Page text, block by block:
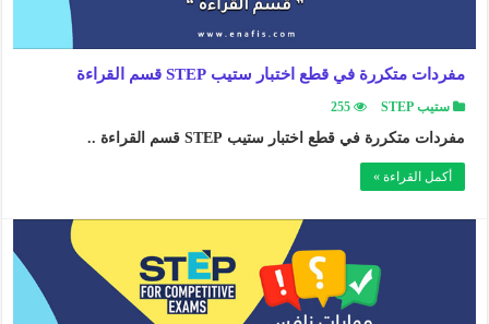
مفردات متكررة في قطع اختبار ستيب STEP قسم القراءة
ستيب STEP 255
مفردات متكررة في قطع اختبار ستيب STEP قسم القراءة ..
أكمل القراءة »